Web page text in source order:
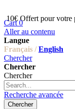
10€ Offert pour votre
Cart 0
Aller au contenu
Langue
Français / English
Chercher
Chercher
Chercher
Recherche avancée
Chercher